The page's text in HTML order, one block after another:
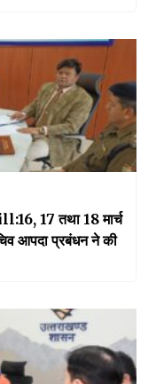
17 तथा 18 मार्च
आपदा प्रबंधन ने की